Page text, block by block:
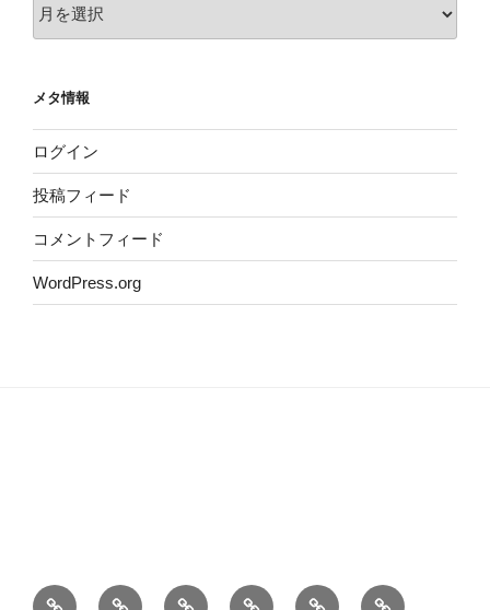
ー
ブ
メタ情報
ログイン
投稿フィード
コメントフィード
WordPress.org
ホ 自 こ Privacy Contact お